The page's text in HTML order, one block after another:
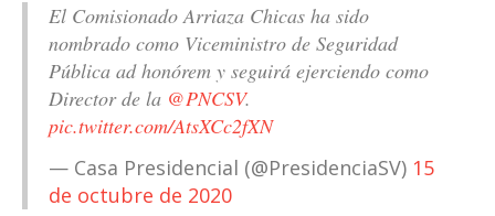
El Comisionado Arriaza Chicas ha sido
nombrado como Viceministro de Seguridad
Pública ad honórem y seguirá ejerciendo como
Director de la @PNCSV.
pic.twitter.com/AtsXCc2fXN
— Casa Presidencial (@PresidenciaSV) 15
de octubre de 2020